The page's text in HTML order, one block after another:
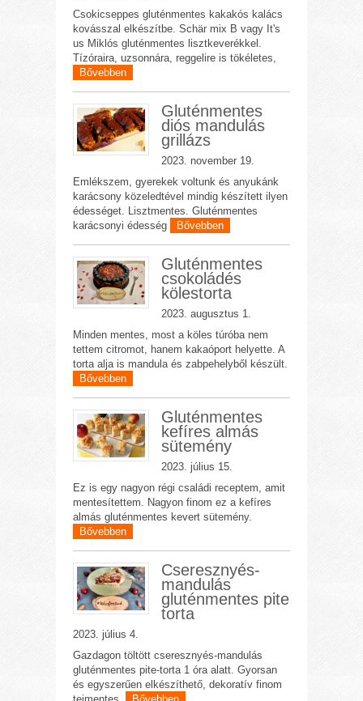
Csokicseppes gluténmentes kakakós kalács
kovásszal elkészítbe. Schär mix B vagy It's
us Miklós gluténmentes lisztkeverékkel.
Tízóraira, uzsonnára, reggelire is tökéletes,
Bővebben
Gluténmentes
diós mandulás
grillázs
2023. november 19.
Emlékszem, gyerekek voltunk és anyukánk
karácsony közeledtével mindig készített ilyen
édességet. Lisztmentes. Gluténmentes
karácsonyi édesség
Bővebben
Gluténmentes
csokoládés
kölestorta
2023. augusztus 1.
Minden mentes, most a köles túróba nem
tettem citromot, hanem kakaóport helyette. A
torta alja is mandula és zabpehelyből készült.
Bővebben
Gluténmentes
kefíres almás
sütemény
2023. július 15.
Ez is egy nagyon régi családi receptem, amit
mentesítettem. Nagyon finom ez a kefíres
almás gluténmentes kevert sütemény.
Bővebben
Cseresznyés-
mandulás
gluténmentes pite
torta
2023. július 4.
Gazdagon töltött cseresznyés-mandulás
gluténmentes pite-torta 1 óra alatt. Gyorsan
és egyszerűen elkészíthető, dekoratív finom